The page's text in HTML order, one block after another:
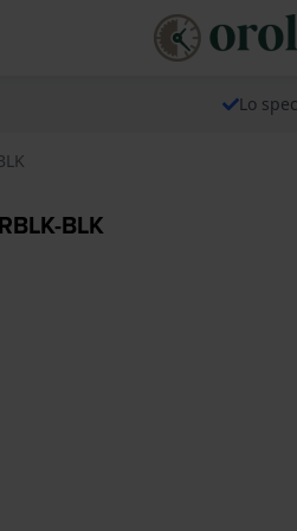
Lo
BLK